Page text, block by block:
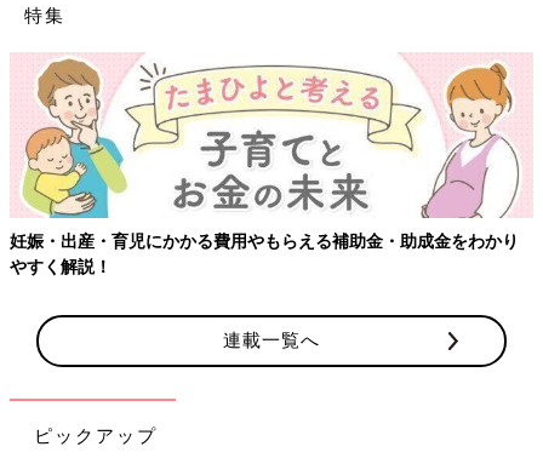
特集
妊娠・出産・育児にかかる費用やもらえる補助金・助成金をわかり
やすく解説！
連載一覧へ
ピックアップ